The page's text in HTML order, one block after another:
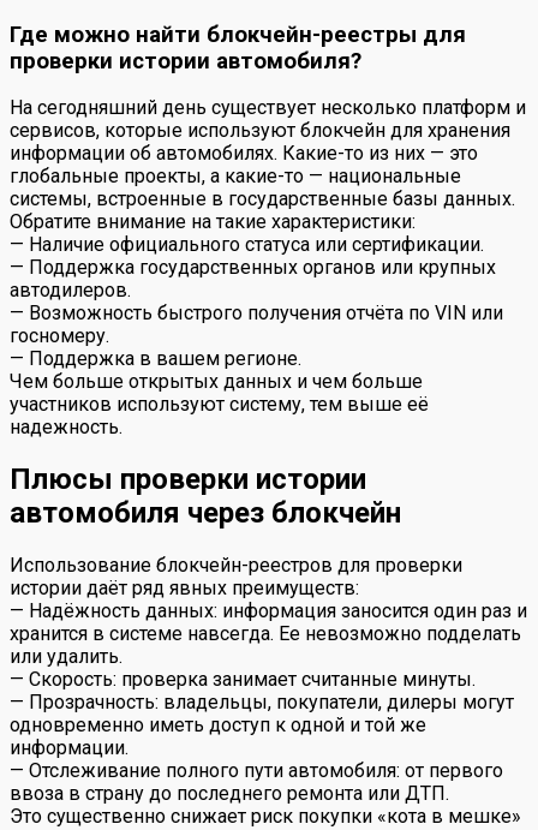
Где можно найти блокчейн-реестры для
проверки истории автомобиля?
На сегодняшний день существует несколько платформ и
сервисов, которые используют блокчейн для хранения
информации об автомобилях. Какие-то из них — это
глобальные проекты, а какие-то — национальные
системы, встроенные в государственные базы данных.
Обратите внимание на такие характеристики:
— Наличие официального статуса или сертификации.
— Поддержка государственных органов или крупных
автодилеров.
— Возможность быстрого получения отчёта по VIN или
госномеру.
— Поддержка в вашем регионе.
Чем больше открытых данных и чем больше
участников используют систему, тем выше её
надежность.
Плюсы проверки истории
автомобиля через блокчейн
Использование блокчейн-реестров для проверки
истории даёт ряд явных преимуществ:
— Надёжность данных: информация заносится один раз и
хранится в системе навсегда. Ее невозможно подделать
или удалить.
— Скорость: проверка занимает считанные минуты.
— Прозрачность: владельцы, покупатели, дилеры могут
одновременно иметь доступ к одной и той же
информации.
— Отслеживание полного пути автомобиля: от первого
ввоза в страну до последнего ремонта или ДТП.
Это существенно снижает риск покупки «кота в мешке»